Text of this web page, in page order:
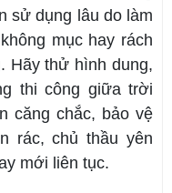
sử dụng lâu do làm
mục hay rách
Hãy thử hình dung,
thi công giữa trời
căng chắc, bảo vệ
rác, chủ thầu yên
mới liên tục.